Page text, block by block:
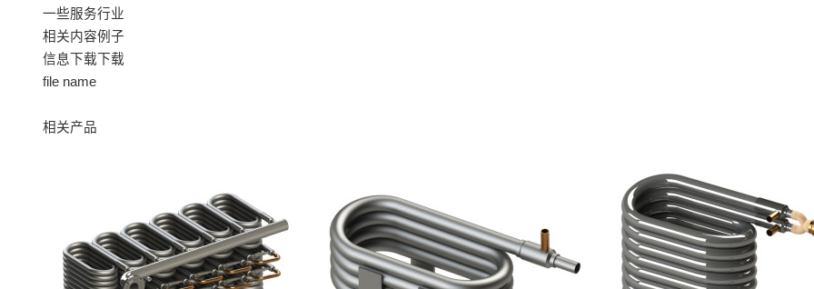
一些服务行业
相关内容例子
信息下载下载
file name
相关产品